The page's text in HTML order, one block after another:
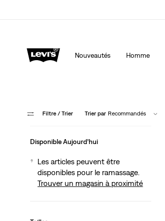
Nouveautés Homme
Filtre / Trier Trier par Recommandés
Disponible Aujourd’hui
Les articles peuvent être
disponibles pour le ramassage.
Trouver un magasin à proximité